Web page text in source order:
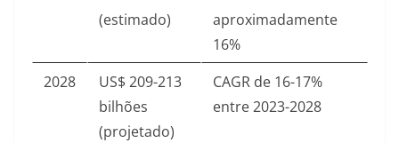
(estimado)
aproximadamente
16%
2028
US$ 209-213
bilhões
(projetado)
CAGR de 16-17%
entre 2023-2028